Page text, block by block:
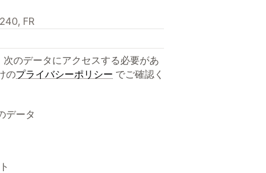
FR
のデータにアクセスする必要があ
のプライバシーポリシー でご確認く
データ